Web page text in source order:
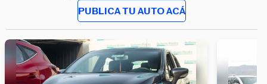
PUBLICA TU AUTO ACÁ